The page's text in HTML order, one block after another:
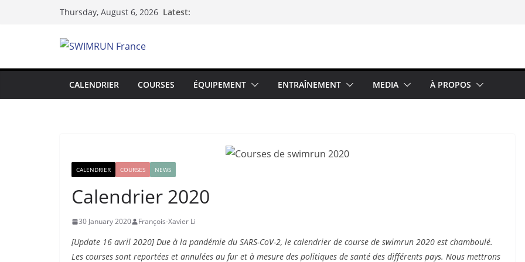
Thursday, August 6, 2026 Latest:
CALENDRIER COURSES ÉQUIPEMENT ENTRAÎNEMENT MEDIA À PROPOS
CALENDRIER COURSES NEWS
Calendrier 2020
30 January 2020 François-Xavier Li
[Update 16 avril 2020] Due à la pandémie du SARS-CoV-2, le calendrier de course de swimrun 2020 est chamboulé.
Les courses sont reportées et annulées au fur et à mesure des politiques de santé des différents pays. Nous mettrons